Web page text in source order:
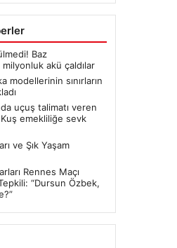
Baz
akü çaldılar
modellerinin sınırların
uçuş talimatı veren
emekliliğe sevk
ve Şık Yaşam
Rennes Maçı
“Dursun Özbek,